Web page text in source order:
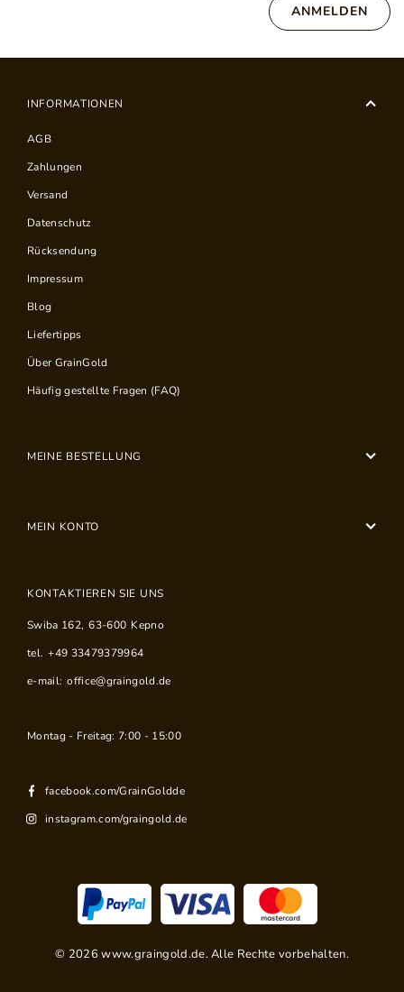
ANMELDEN
INFORMATIONEN
AGB
Zahlungen
Versand
Datenschutz
Rücksendung
Impressum
Blog
Liefertipps
Über GrainGold
Häufig gestellte Fragen (FAQ)
MEINE BESTELLUNG
MEIN KONTO
KONTAKTIEREN SIE UNS
Swiba 162, 63-600 Kepno
tel. +49 33479379964
e-mail: office@graingold.de
Montag - Freitag: 7:00 - 15:00
facebook.com/GrainGoldde
instagram.com/graingold.de
© 2026 www.graingold.de. Alle Rechte vorbehalten.